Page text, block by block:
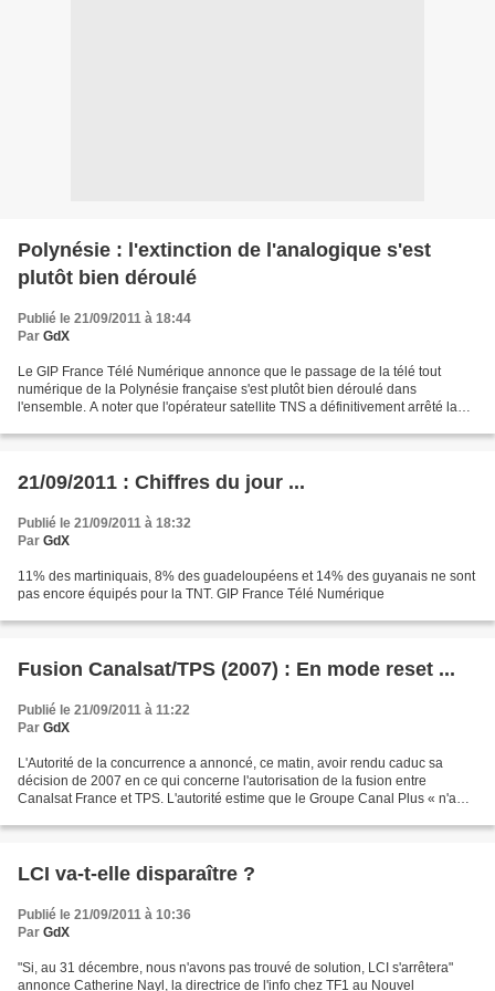
Polynésie : l'extinction de l'analogique s'est
plutôt bien déroulé
Publié le 21/09/2011 à 18:44
Par GdX
Le GIP France Télé Numérique annonce que le passage de la télé tout
numérique de la Polynésie française s'est plutôt bien déroulé dans
l'ensemble. A noter que l'opérateur satellite TNS a définitivement arrêté la
21/09/2011 : Chiffres du jour ...
Publié le 21/09/2011 à 18:32
Par GdX
11% des martiniquais, 8% des guadeloupéens et 14% des guyanais ne sont
pas encore équipés pour la TNT. GIP France Télé Numérique
Fusion Canalsat/TPS (2007) : En mode reset ...
Publié le 21/09/2011 à 11:22
Par GdX
L'Autorité de la concurrence a annoncé, ce matin, avoir rendu caduc sa
décision de 2007 en ce qui concerne l'autorisation de la fusion entre
Canalsat France et TPS. L'autorité estime que le Groupe Canal Plus « n'a
LCI va-t-elle disparaître ?
Publié le 21/09/2011 à 10:36
Par GdX
"Si, au 31 décembre, nous n'avons pas trouvé de solution, LCI s'arrêtera"
annonce Catherine Nayl, la directrice de l'info chez TF1 au Nouvel